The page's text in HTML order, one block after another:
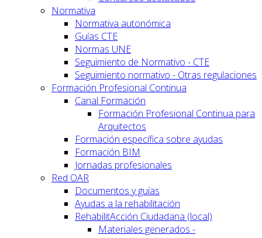
Normativa
Normativa autonómica
Guías CTE
Normas UNE
Seguimiento de Normativo - CTE
Seguimiento normativo - Otras regulaciones
Formación Profesional Continua
Canal Formación
Formación Profesional Continua para
Arquitectos
Formación específica sobre ayudas
Formación BIM
Jornadas profesionales
Red OAR
Documentos y guías
Ayudas a la rehabilitación
RehabilitAcción Ciudadana (local)
Materiales generados -